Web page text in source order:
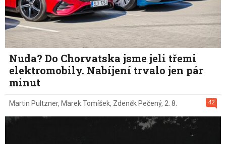
Nuda? Do Chorvatska jsme jeli třemi
elektromobily. Nabíjení trvalo jen pár
minut
42
Martin Pultzner, Marek Tomíšek, Zdeněk Pečený, 2. 8.